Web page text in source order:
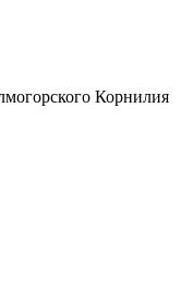
Корнилия